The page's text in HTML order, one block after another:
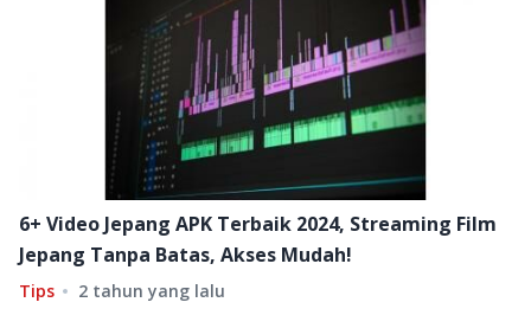
6+ Video Jepang APK Terbaik 2024, Streaming Film
Jepang Tanpa Batas, Akses Mudah!
Tips 2 tahun yang lalu